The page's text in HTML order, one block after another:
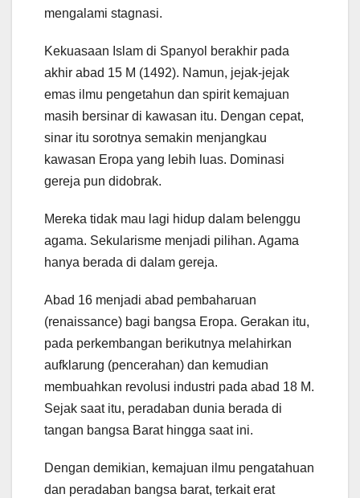
mengalami stagnasi.
Kekuasaan Islam di Spanyol berakhir pada
akhir abad 15 M (1492). Namun, jejak-jejak
emas ilmu pengetahun dan spirit kemajuan
masih bersinar di kawasan itu. Dengan cepat,
sinar itu sorotnya semakin menjangkau
kawasan Eropa yang lebih luas. Dominasi
gereja pun didobrak.
Mereka tidak mau lagi hidup dalam belenggu
agama. Sekularisme menjadi pilihan. Agama
hanya berada di dalam gereja.
Abad 16 menjadi abad pembaharuan
(renaissance) bagi bangsa Eropa. Gerakan itu,
pada perkembangan berikutnya melahirkan
aufklarung (pencerahan) dan kemudian
membuahkan revolusi industri pada abad 18 M.
Sejak saat itu, peradaban dunia berada di
tangan bangsa Barat hingga saat ini.
Dengan demikian, kemajuan ilmu pengatahuan
dan peradaban bangsa barat, terkait erat